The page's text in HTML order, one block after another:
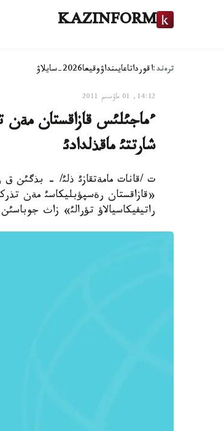
KAZINFORM
ترەند:اقورداتاعايىنداۋوقيعا2026-سايلاۋ
14:12, 01 ماۋسىم 2011
ءماجئلئس قازاقستان مةن
شارتتئ ماقذلدادئ
ت /قانات مامةتقازئ ذلئ/ - بذگئن ق ر
«قازاقستان رةسپؤبليكاسئ مةن
راتيفيكاسيالاؤ تؤرالئ» زاث